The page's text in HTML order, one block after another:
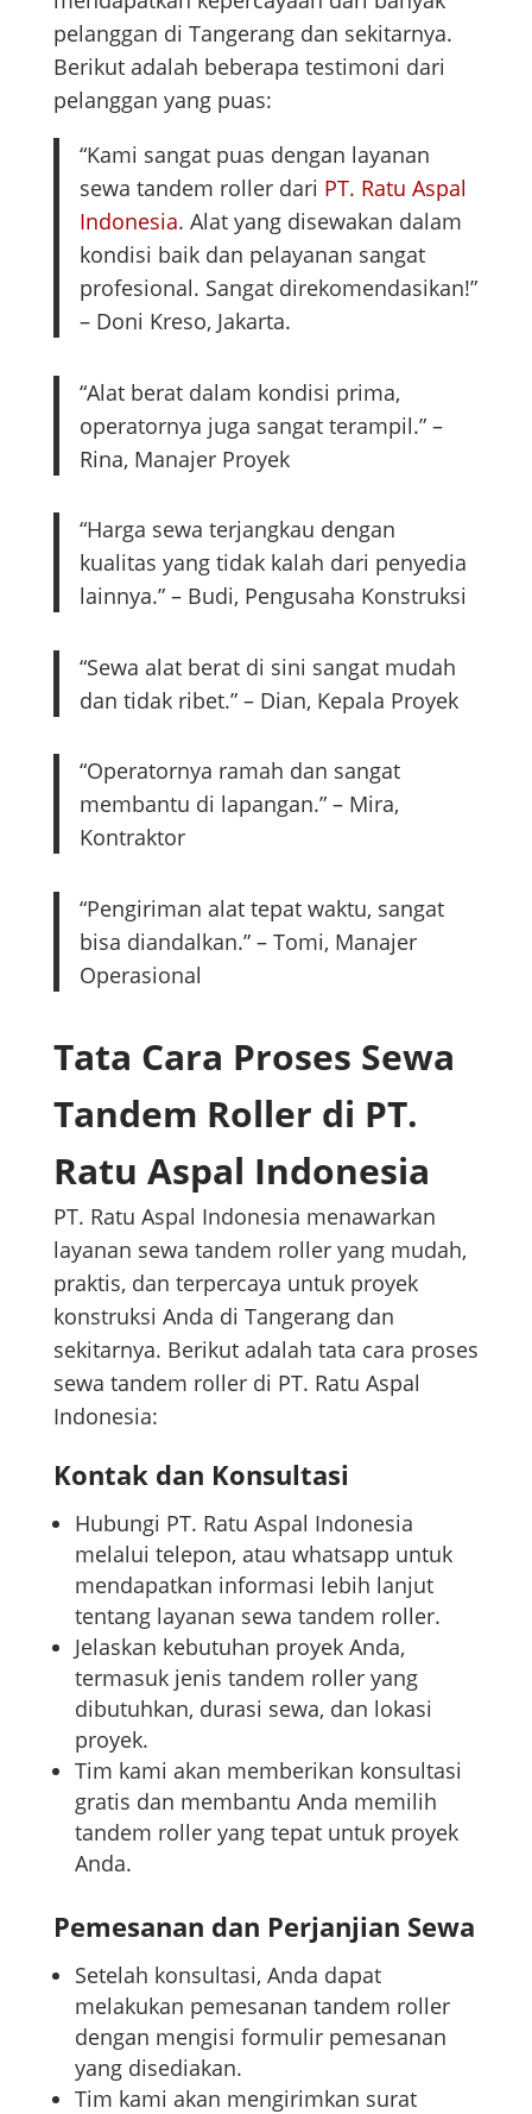
pelanggan di Tangerang dan sekitarnya.
Berikut adalah beberapa testimoni dari
pelanggan yang puas:
“Kami sangat puas dengan layanan
sewa tandem roller dari PT. Ratu Aspal
Indonesia. Alat yang disewakan dalam
kondisi baik dan pelayanan sangat
profesional. Sangat direkomendasikan!”
– Doni Kreso, Jakarta.
“Alat berat dalam kondisi prima,
operatornya juga sangat terampil.” –
Rina, Manajer Proyek
“Harga sewa terjangkau dengan
kualitas yang tidak kalah dari penyedia
lainnya.” – Budi, Pengusaha Konstruksi
“Sewa alat berat di sini sangat mudah
dan tidak ribet.” – Dian, Kepala Proyek
“Operatornya ramah dan sangat
membantu di lapangan.” – Mira,
Kontraktor
“Pengiriman alat tepat waktu, sangat
bisa diandalkan.” – Tomi, Manajer
Operasional
Tata Cara Proses Sewa
Tandem Roller di PT.
Ratu Aspal Indonesia
PT. Ratu Aspal Indonesia menawarkan
layanan sewa tandem roller yang mudah,
praktis, dan terpercaya untuk proyek
konstruksi Anda di Tangerang dan
sekitarnya. Berikut adalah tata cara proses
sewa tandem roller di PT. Ratu Aspal
Indonesia:
Kontak dan Konsultasi
Hubungi PT. Ratu Aspal Indonesia
melalui telepon, atau whatsapp untuk
mendapatkan informasi lebih lanjut
tentang layanan sewa tandem roller.
Jelaskan kebutuhan proyek Anda,
termasuk jenis tandem roller yang
dibutuhkan, durasi sewa, dan lokasi
proyek.
Tim kami akan memberikan konsultasi
gratis dan membantu Anda memilih
tandem roller yang tepat untuk proyek
Anda.
Pemesanan dan Perjanjian Sewa
Setelah konsultasi, Anda dapat
melakukan pemesanan tandem roller
dengan mengisi formulir pemesanan
yang disediakan.
Tim kami akan mengirimkan surat